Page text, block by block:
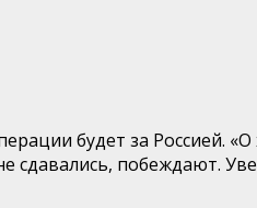
будет за Россией.
сдавались, побеждают.